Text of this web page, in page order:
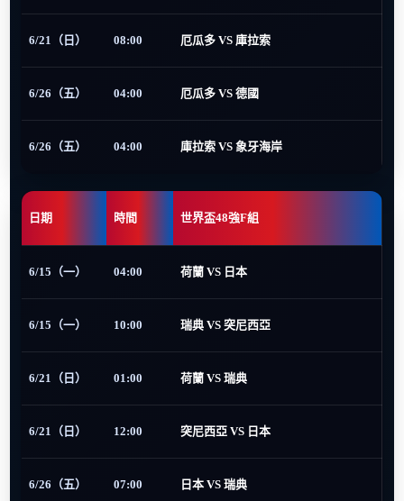
6/21（日） 08:00 厄瓜多 VS 庫拉索
6/26（五） 04:00 厄瓜多 VS 德國
6/26（五） 04:00 庫拉索 VS 象牙海岸
日期 時間 世界盃48強F組
6/15（一） 04:00 荷蘭 VS 日本
6/15（一） 10:00 瑞典 VS 突尼西亞
6/21（日） 01:00 荷蘭 VS 瑞典
6/21（日） 12:00 突尼西亞 VS 日本
6/26（五） 07:00 日本 VS 瑞典